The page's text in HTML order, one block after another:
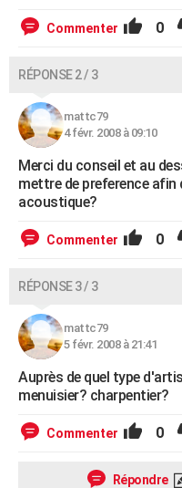
Commenter 0
RÉPONSE 2 / 3
mattc79
4 févr. 2008 à 09:10
Merci du conseil et au
mettre de preference
acoustique?
Commenter 0
RÉPONSE 3 / 3
mattc79
5 févr. 2008 à 21:41
Auprès de quel type
menuisier? charpentier?
Commenter 0
Répondre